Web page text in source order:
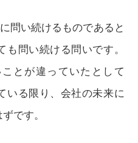
問い続けるものであると
も問い続ける問いです。
とが違っていたとして
いる限り、会社の未来に
です。